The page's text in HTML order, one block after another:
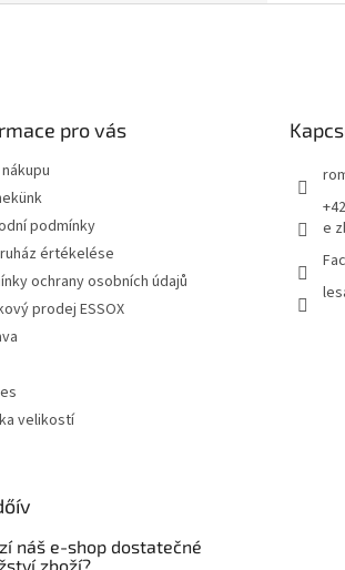
pro vás
podmínky
értékelése
ochrany osobních údajů
prodej ESSOX
velikostí
e
náš e-shop dostatečné
zboží?